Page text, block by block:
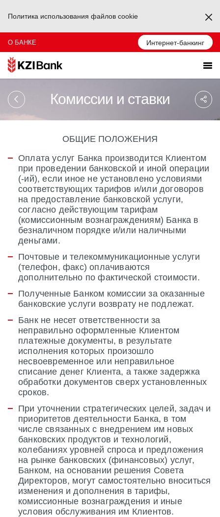
Политика использования файлов cookie
О БАНКЕ Интернет-банкинг
Комиссии и ставки
ОБЩИЕ ПОЛОЖЕНИЯ
Оплата услуг Банка производится Клиентом
при проведении банковской и иной операции
(-ий), если иное не установлено условиями
соответствующих тарифов и/или договоров
на предоставление банковской услуги,
согласно действующим тарифам
(комиссионным вознаграждениям) Банка в
безналичном порядке и/или наличными
деньгами.
Почтовые и телекоммуникационные услуги
(телефон, факс) оплачиваются
дополнительно по фактической стоимости.
Полученные Банком комиссии за оказанные
банковские услуги возврату не подлежат.
Банк не несет ответственности за
неправильно оформленные Клиентом
платежные документы, в результате
исполнения которых произошло
несвоевременное или неправильное
списание денег Клиента, а также задержка
обработки документов сверх установленных
сроков.
При уточнении стратегических целей, задач и
приоритетов деятельности Банка, в том
числе связанных с внедрением им новых
банковских продуктов и технологий,
колебаниях уровней спроса и предложения
на рынке банковских (финансовых) услуг,
Банком, на основании решения Совета
Директоров, могут самостоятельно вноситься
изменения и дополнения в тарифы,
комиссионные вознаграждения и иные
условия обслуживания им Клиентов.